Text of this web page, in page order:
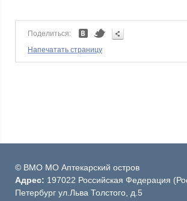
Поделиться:
Напечатать страницу
© ВМО МО Аптекарский остров
Адрес: 197022 Российская Федерация
Петербург ул.Льва Толстого, д.5